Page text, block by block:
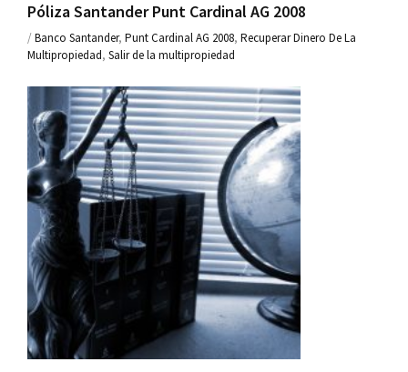
Póliza Santander Punt Cardinal AG 2008
/Banco Santander, Punt Cardinal AG 2008, Recuperar Dinero De La
Multipropiedad, Salir de la multipropiedad